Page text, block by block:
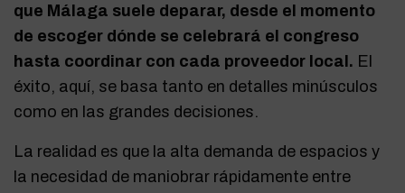
que Málaga suele deparar, desde el momento
de escoger dónde se celebrará el congreso
hasta coordinar con cada proveedor local. El
éxito, aquí, se basa tanto en detalles minúsculos
como en las grandes decisiones.
La realidad es que la alta demanda de espacios y
la necesidad de maniobrar rápidamente entre